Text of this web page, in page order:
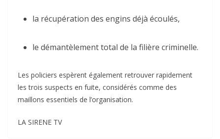
la récupération des engins déjà écoulés,
le démantèlement total de la filière criminelle.
Les policiers espèrent également retrouver rapidement
les trois suspects en fuite, considérés comme des
maillons essentiels de l’organisation.
LA SIRENE TV